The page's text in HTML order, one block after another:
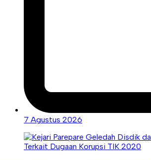
7 Agustus 2026